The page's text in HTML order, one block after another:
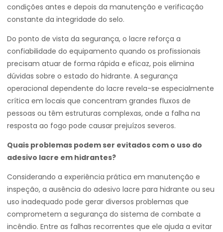
condições antes e depois da manutenção e verificação
constante da integridade do selo.
Do ponto de vista da segurança, o lacre reforça a
confiabilidade do equipamento quando os profissionais
precisam atuar de forma rápida e eficaz, pois elimina
dúvidas sobre o estado do hidrante. A segurança
operacional dependente do lacre revela-se especialmente
crítica em locais que concentram grandes fluxos de
pessoas ou têm estruturas complexas, onde a falha na
resposta ao fogo pode causar prejuízos severos.
Quais problemas podem ser evitados com o uso do
adesivo lacre em hidrantes?
Considerando a experiência prática em manutenção e
inspeção, a ausência do adesivo lacre para hidrante ou seu
uso inadequado pode gerar diversos problemas que
comprometem a segurança do sistema de combate a
incêndio. Entre as falhas recorrentes que ele ajuda a evitar